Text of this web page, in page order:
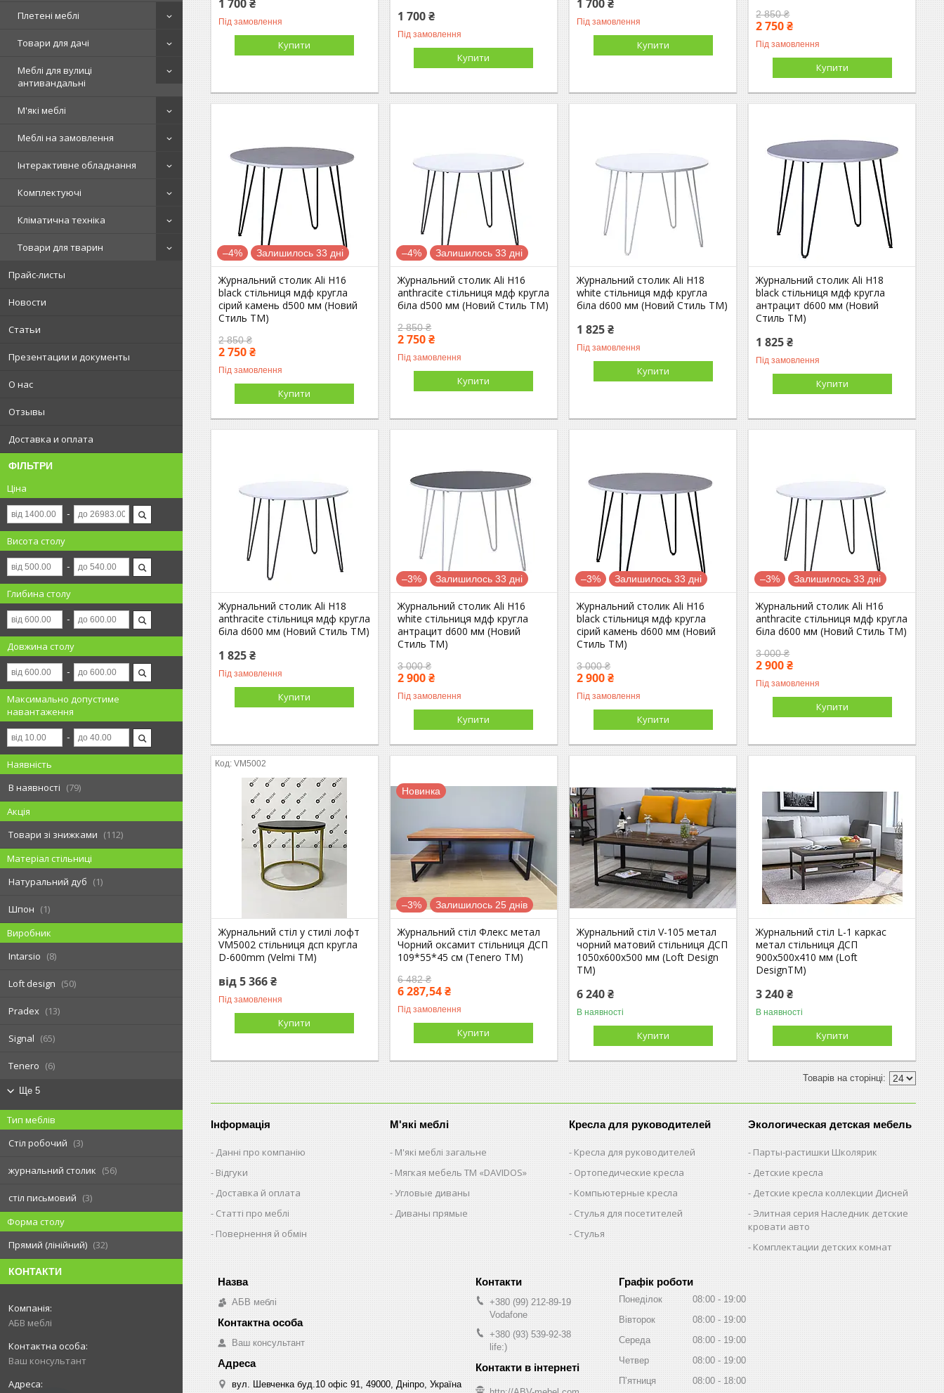
Плетені меблі
Товари для дачі
Меблі для вулиці
антивандальні
М'які меблі
Меблі на замовлення
Інтерактивне обладнання
Комплектуючі
Кліматична техніка
Товари для тварин
Прайс-листы
Новости
Статьи
Презентации и документы
О нас
Отзывы
Доставка и оплата
ФІЛЬТРИ
Ціна
Висота столу
Глибина столу
Довжина столу
Максимально допустиме
навантаження
Наявність
В наявності
79
Акція
Товари зі знижками
112
Матеріал стільниці
Натуральний дуб
1
Шпон
1
Виробник
Intarsio
8
Loft design 50
Pradex 13
Signal 65
Tenero 6
Ще 5
Тип меблів
Стіл робочий
3
журнальний столик 56
стіл письмовий
3
Форма столу
Прямий (лінійний)
32
КОНТАКТИ
АБВ меблі
Ваш консультант
1 700 ₴
Під замовлення
Купити
1 700 ₴
Під замовлення
Купити
1 700 ₴
Під замовлення
Купити
2 850 ₴
2 750 ₴
Під замовлення
Купити
–4% Залишилось 33 дні
Журнальний столик Ali H16
black стільниця мдф кругла
сірий камень d500 мм (Новий
Стиль ТМ)
2 850 ₴
2 750 ₴
Під замовлення
Купити
–4% Залишилось 33 дні
Журнальний столик Ali H16
anthracite стільниця мдф кругла
біла d500 мм (Новий Стиль ТМ)
2 850 ₴
2 750 ₴
Під замовлення
Купити
Журнальний столик Ali H18
white стільниця мдф кругла
біла d600 мм (Новий Стиль ТМ)
1 825 ₴
Під замовлення
Купити
Журнальний столик Ali H18
black стільниця мдф кругла
антрацит d600 мм (Новий
Стиль ТМ)
1 825 ₴
Під замовлення
Купити
Журнальний столик Ali H18
anthracite стільниця мдф кругла
біла d600 мм (Новий Стиль ТМ)
1 825 ₴
Під замовлення
Купити
–3% Залишилось 33 дні
Журнальний столик Ali H16
white стільниця мдф кругла
антрацит d600 мм (Новий
Стиль ТМ)
3 000 ₴
2 900 ₴
Під замовлення
Купити
–3% Залишилось 33 дні
Журнальний столик Ali H16
black стільниця мдф кругла
сірий камень d600 мм (Новий
Стиль ТМ)
3 000 ₴
2 900 ₴
Під замовлення
Купити
–3% Залишилось 33 дні
Журнальний столик Ali H16
anthracite стільниця мдф кругла
біла d600 мм (Новий Стиль ТМ)
3 000 ₴
2 900 ₴
Під замовлення
Купити
VM5002
Журнальний стіл у стилі лофт
VM5002 стільниця дсп кругла
D-600mm (Velmi TM)
від 5 366 ₴
Під замовлення
Купити
Новинка
–3% Залишилось 25 днів
Журнальний стіл Флекс метал
Чорний оксамит стільниця ДСП
109*55*45 см (Tenero TM)
6 482 ₴
6 287,54 ₴
Під замовлення
Купити
Журнальний стіл V-105 метал
чорний матовий стільниця ДСП
1050х600х500 мм (Loft Design
TM)
6 240 ₴
В наявності
Купити
Журнальний стіл L-1 каркас
метал стільниця ДСП
900х500х410 мм (Loft
DesignTM)
3 240 ₴
В наявності
Купити
Інформація
Данні про компанію
Відгуки
Доставка й оплата
Статті про меблі
Повернення й обмін
М'які меблі
М'які меблі загальне
Мягкая мебель ТМ «DAVIDOS»
Угловые диваны
Диваны прямые
Кресла для руководителей
Кресла для руководителей
Ортопедические кресла
Компьютерные кресла
Стулья для посетителей
Стулья
Экологическая детская мебель
Парты-растишки Школярик
Детские кресла
Детские кресла коллекции Дисней
Элитная серия Наследник детские
кровати авто
Комплектации детских комнат
АБВ меблі
Ваш консультант
вул. Шевченка буд.10 офіс 91, 49000, Дніпро, Україна
+380 (99) 212-89-19
Vodafone
+380 (93) 539-92-38
life:)
Графік роботи
Понеділок 08:00
19:00
Вівторок
08:00
19:00
Середа
08:00
19:00
Четвер
08:00
19:00
Пʼятниця
08:00 18:00